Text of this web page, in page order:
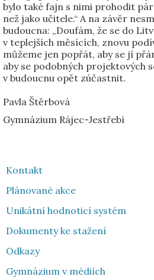
bylo také fajn s nimi prohodit
než jako učitele.“ A na závěr
budoucna: „Doufám, že se do
v teplejších měsících, znovu
můžeme jen popřát, aby se jí
aby se podobných projektových
v budoucnu opět zúčastnit.
Pavla Štěrbová
Gymnázium Rájec-Jestřebí
Kontakt
Plánované akce
Unikátní hodnoticí systém
Dokumenty ke stažení
Odkazy
Gymnázium v médiích